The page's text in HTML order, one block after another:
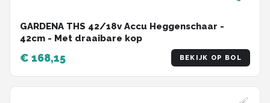
GARDENA THS 42/18v Accu Heggenschaar -
42cm - Met draaibare kop
€ 168,15 BEKIJK OP BOL